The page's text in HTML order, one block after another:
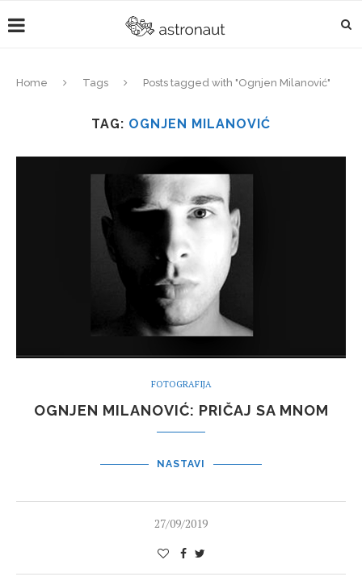
Home Tags Posts tagged with "Ognjen Milanović"
TAG: OGNJEN MILANOVIĆ
FOTOGRAFIJA
OGNJEN MILANOVIĆ: PRIČAJ SA MNOM
NASTAVI
27/09/2019